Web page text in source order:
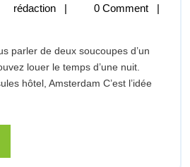
où
dormir
rédaction
Lieux
dormir
| 0 Comment
|
louer le temps d’une nuit.
hôtel, Amsterdam C’est l’idée